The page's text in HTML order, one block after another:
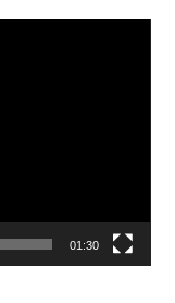
01:30